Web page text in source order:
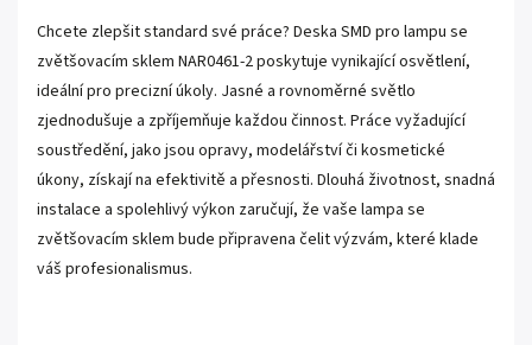
Chcete zlepšit standard své práce? Deska SMD pro lampu se
zvětšovacím sklem NAR0461-2 poskytuje vynikající osvětlení,
ideální pro precizní úkoly. Jasné a rovnoměrné světlo
zjednodušuje a zpříjemňuje každou činnost. Práce vyžadující
soustředění, jako jsou opravy, modelářství či kosmetické
úkony, získají na efektivitě a přesnosti. Dlouhá životnost, snadná
instalace a spolehlivý výkon zaručují, že vaše lampa se
zvětšovacím sklem bude připravena čelit výzvám, které klade
váš profesionalismus.